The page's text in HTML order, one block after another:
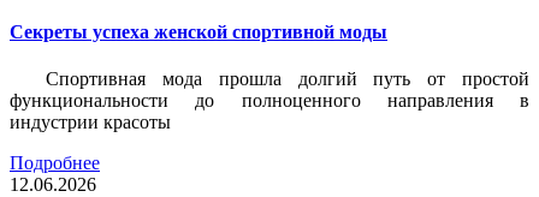
Секреты успеха женской спортивной моды
Спортивная мода прошла долгий путь от простой
функциональности до полноценного направления в
индустрии красоты
Подробнее
12.06.2026